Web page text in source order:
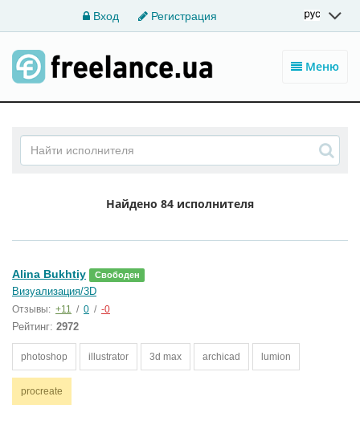
Вход Регистрация
Меню
Найдено 84 исполнителя
Alina Bukhtiy Свободен
Визуализация/3D
Отзывы: +11 / 0 / -0
Рейтинг: 2972
photoshop illustrator 3d max archicad lumion
procreate